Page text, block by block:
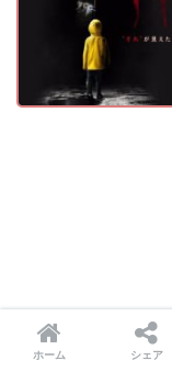
ホーム シェア